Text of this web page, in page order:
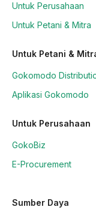
Untuk Perusahaan
Untuk Petani & Mitra
Untuk Petani &
Gokomodo
Aplikasi Gokomodo
Untuk Perusahaan
GokoBiz
E-Procurement
Sumber Daya